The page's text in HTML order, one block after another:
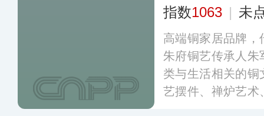
指数1063 | 未
高端铜家居品牌
朱府铜艺传承人
类与生活相关的
艺摆件、禅炉艺术